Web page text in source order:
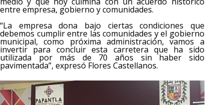
entre empresa, gobierno y comunidades.
“La empresa dona bajo ciertas condiciones que
debemos cumplir entre las comunidades y el gobierno
municipal, como próxima administración, vamos a
invertir para concluir esta carretera que ha sido
utilizada por más de 70 años sin haber sido
pavimentada”, expresó Flores Castellanos.